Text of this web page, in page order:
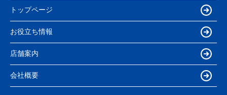
トップページ
お役立ち情報
店舗案内
会社概要